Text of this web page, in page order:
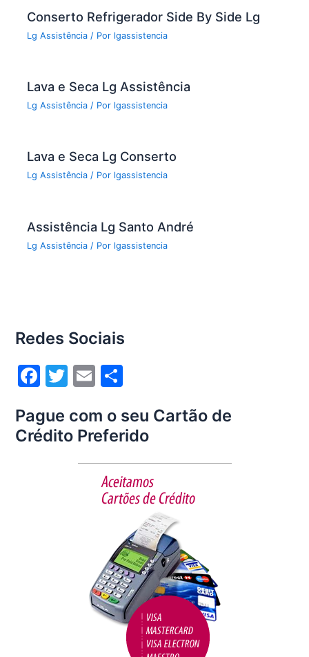
k
Conserto Refrigerador Side By Side Lg
Lg Assistência / Por lgassistencia
Lava e Seca Lg Assistência
Lg Assistência / Por lgassistencia
Lava e Seca Lg Conserto
Lg Assistência / Por lgassistencia
Assistência Lg Santo André
Lg Assistência / Por lgassistencia
Redes Sociais
F
c
e
T
itt
er
E
ai
l
ar
e
Pague com o seu Cartão de
Crédito Preferido